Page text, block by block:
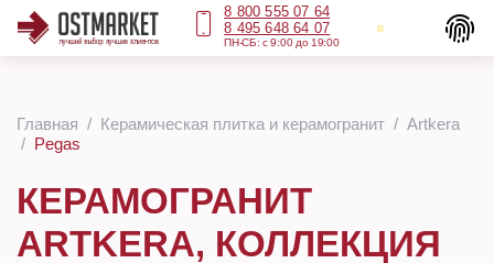
8 800 555 07 64
8 495 648 64 07
ПН-СБ: с 9:00 до 19:00
Главная Керамическая плитка и керамогранит
Artkera
Pegas
КЕРАМОГРАНИТ
ARTKERA, КОЛЛЕКЦИЯ